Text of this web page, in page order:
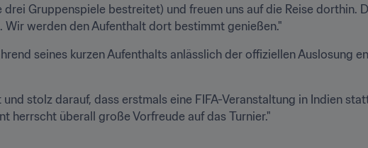
Gruppenspiele bestreitet) und freuen uns auf die Reise dorthin.
werden den Aufenthalt dort bestimmt genießen."
seines kurzen Aufenthalts anlässlich der offiziellen Auslosung
stolz darauf, dass erstmals eine FIFA-Veranstaltung in Indien
herrscht überall große Vorfreude auf das Turnier."